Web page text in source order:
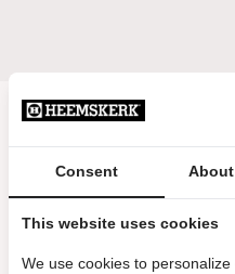
Consent
This website uses cookies
We use cookies to